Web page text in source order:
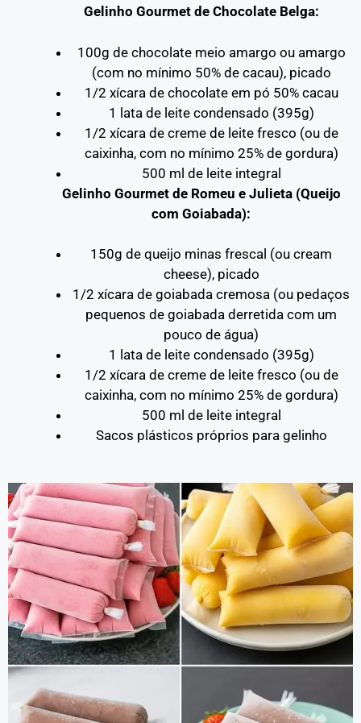
Gelinho Gourmet de Chocolate Belga:
100g de chocolate meio amargo ou amargo
(com no mínimo 50% de cacau), picado
1/2 xícara de chocolate em pó 50% cacau
1 lata de leite condensado (395g)
1/2 xícara de creme de leite fresco (ou de
caixinha, com no mínimo 25% de gordura)
500 ml de leite integral
Gelinho Gourmet de Romeu e Julieta (Queijo
com Goiabada):
150g de queijo minas frescal (ou cream
cheese), picado
1/2 xícara de goiabada cremosa (ou pedaços
pequenos de goiabada derretida com um
pouco de água)
1 lata de leite condensado (395g)
1/2 xícara de creme de leite fresco (ou de
caixinha, com no mínimo 25% de gordura)
500 ml de leite integral
Sacos plásticos próprios para gelinho